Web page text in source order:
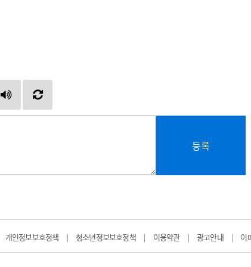
등록
개인정보보호정책 | 청소년정보보호정책 | 이용약관 | 광고안내 | 이